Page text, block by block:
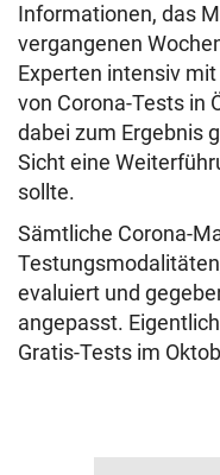
Informationen, das
vergangenen
Experten intensiv
von Corona-Tests in
dabei zum Ergebnis
Sicht eine
sollte.
Sämtliche Corona-
evaluiert und
angepasst.
Gratis-Tests im